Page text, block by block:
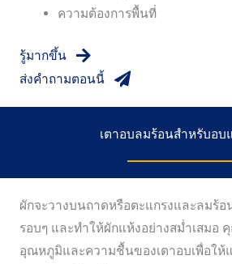
ความต้องการพื้นที่
รู้มากขึ้น
ส่งคำถามตอนนี้
เตาอบลมร้อนสำหรับอบ
ผักจะวางบนถาดหรือตะแกรงและลมร้อ
รอบๆ และทำให้ผักแห้งอย่างสม่ำเสมอ
อุณหภูมิและความชื้นของเตาอบเพื่อให้